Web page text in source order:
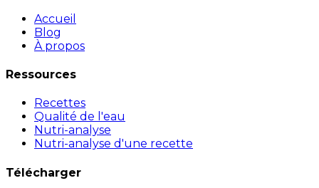
Accueil
Blog
À propos
Ressources
Recettes
Qualité de l'eau
Nutri-analyse
Nutri-analyse d'une recette
Télécharger